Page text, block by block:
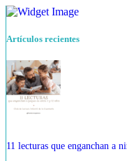
Artículos recientes
11 lecturas que enganchan a